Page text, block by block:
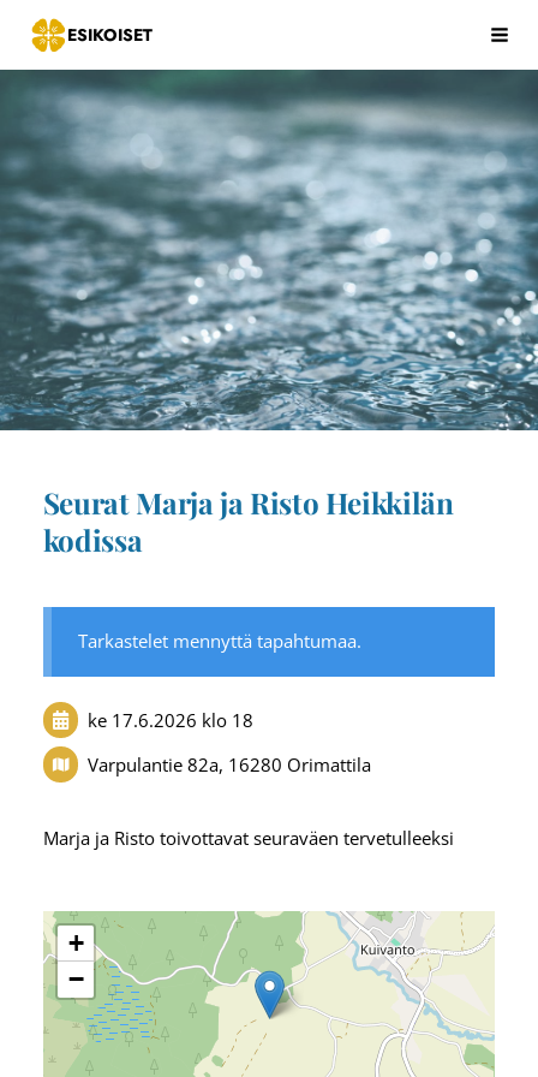
Siirry
sivun
sisältöön
ESIKOISET
Seurat Marja ja Risto Heikkilän
kodissa
Tarkastelet mennyttä tapahtumaa.
ke 17.6.2026 klo 18
Varpulantie 82a, 16280 Orimattila
Marja ja Risto toivottavat seuraväen tervetulleeksi
+
−